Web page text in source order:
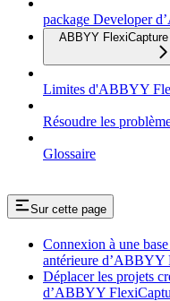
package Developer
ABBYY
Limites d'ABBYY
Résoudre les
Glossaire
Sur cette page
Connexion à une
antérieure d’ABBYY
Déplacer les projets
d’ABBYY